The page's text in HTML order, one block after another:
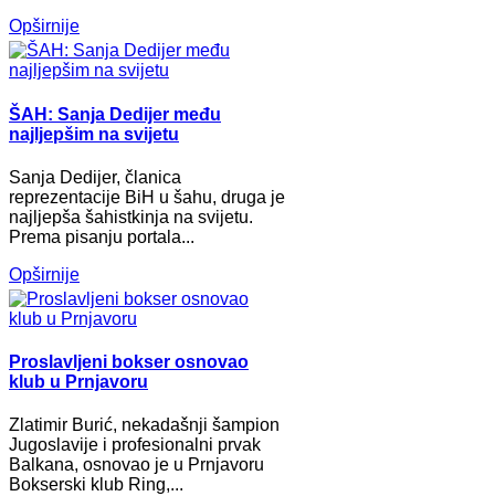
Opširnije
ŠAH: Sanja Dedijer među
najljepšim na svijetu
Sanja Dedijer, članica
reprezentacije BiH u šahu, druga je
najljepša šahistkinja na svijetu.
Prema pisanju portala...
Opširnije
Proslavljeni bokser osnovao
klub u Prnjavoru
Zlatimir Burić, nekadašnji šampion
Jugoslavije i profesionalni prvak
Balkana, osnovao je u Prnjavoru
Bokserski klub Ring,...